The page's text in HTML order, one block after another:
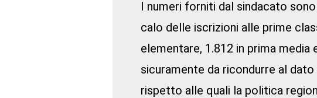
I numeri forniti dal sindacato
calo delle iscrizioni alle prime
elementare, 1.812 in prima
sicuramente da ricondurre al
rispetto alle quali la politica